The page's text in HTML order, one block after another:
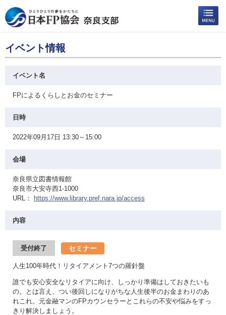
イベント情報
イベント名
FPによるくらしとお金のセミナー
日時
2022年09月17日 13:30～15:00
会場
奈良県立図書情報館
奈良市大安寺西1-1000
URL：
https://www.library.pref.nara.jp/access
内容
受付終了 セミナー
人生100年時代！リタイアメント7つの羅針盤
誰でも安心安全なリタイアに向け、しっかり準備はしておきたいも
の。とは言え、つい後回しになりがちな人生後半のお金まわりのあ
れこれ。元金融マンのFPカウンセラーとこれらの不安や悩みをすっ
きり解決しましょう。